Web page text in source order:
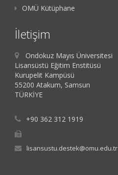
OMÜ Kütüphane
İletişim
Ondokuz Mayıs Üniversitesi
Lisansüstü Eğitim Enstitüsü
Kurupelit Kampüsü
55200 Atakum, Samsun
TÜRKİYE
+90 362 312 1919
lisansustu.destek@omu.edu.tr